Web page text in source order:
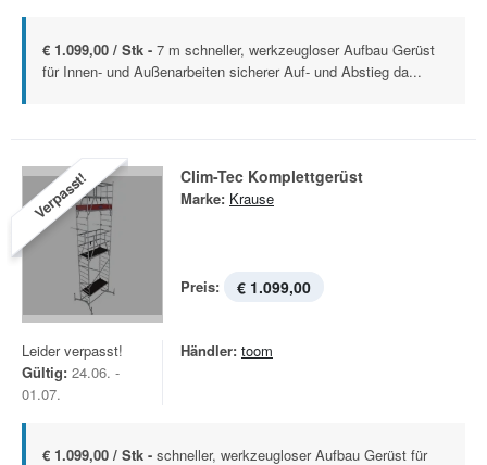
€ 1.099,00 / Stk - 7 m schneller, werkzeugloser Aufbau Gerüst
für Innen- und Außenarbeiten sicherer Auf- und Abstieg da...
Verpasst! Clim-Tec Komplettgerüst
Marke: Krause
Preis: € 1.099,00
Leider verpasst!
Gültig: 24.06. -
01.07.
Händler: toom
€ 1.099,00 / Stk - schneller, werkzeugloser Aufbau Gerüst für